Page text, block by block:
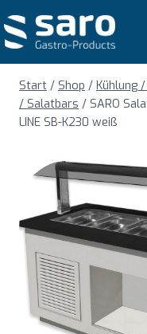
Inhalt
springen
Start / Shop / Kühlung
/ Salatbars / SARO
LINE SB-K230 weiß